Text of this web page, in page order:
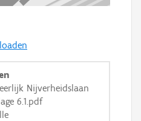
Nijverheidslaan
6.1.pdf